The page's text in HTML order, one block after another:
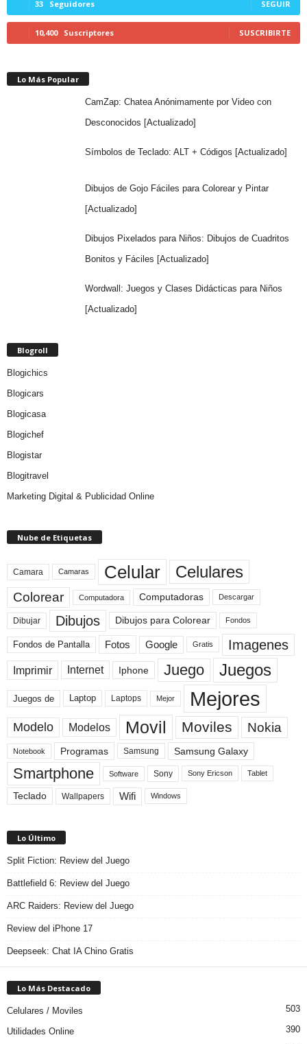
33 Seguidores SEGUIR
10,400 Suscriptores SUSCRIBIRTE
Lo Más Popular
CamZap: Chatea Anónimamente por Video con
Desconocidos [Actualizado]
Símbolos de Teclado: ALT + Códigos [Actualizado]
Dibujos de Gojo Fáciles para Colorear y Pintar
[Actualizado]
Dibujos Pixelados para Niños: Dibujos de Cuadritos
Bonitos y Fáciles [Actualizado]
Wordwall: Juegos y Clases Didácticas para Niños
[Actualizado]
Blogroll
Blogichics
Blogicars
Blogicasa
Blogichef
Blogistar
Blogitravel
Marketing Digital & Publicidad Online
Nube de Etiquetas
Camara Camaras Celular Celulares
Colorear Computadora Computadoras Descargar
Dibujar Dibujos Dibujos para Colorear Fondos
Fondos de Pantalla Fotos Google Gratis Imagenes
Imprimir Internet Iphone Juego Juegos
Juegos de Laptop Laptops Mejor Mejores
Modelo Modelos Movil Moviles Nokia
Notebook Programas Samsung Samsung Galaxy
Smartphone Software Sony Sony Ericson Tablet
Teclado Wallpapers Wifi Windows
Lo Último
Split Fiction: Review del Juego
Battlefield 6: Review del Juego
ARC Raiders: Review del Juego
Review del iPhone 17
Deepseek: Chat IA Chino Gratis
Lo Más Destacado
Celulares / Moviles 503
Utilidades Online 390